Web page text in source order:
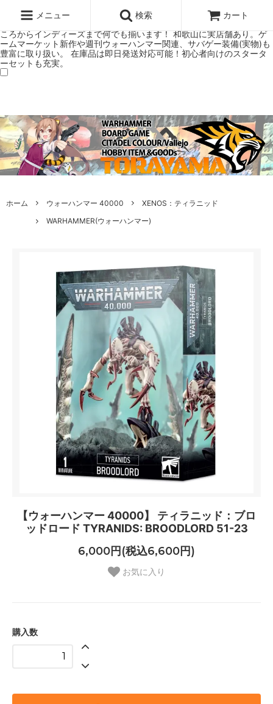
ミアムショップTORAYAMA。通販・オンラインショップです！ ウォー
ハンマーとボードゲームのことなら当店へ！ボードゲームもメジャーど
ころからインディーズまで何でも揃います！ 和歌山に実店舗あり。ゲ
ームマーケット新作や週刊ウォーハンマー関連、サバゲー装備(実物)も
豊富に取り扱い。 在庫品は即日発送対応可能！初心者向けのスタータ
ーセットも充実。
メニュー 検索 カート
ホーム ウォーハンマー 40000
XENOS：ティラニッド
WARHAMMER(ウォーハンマー)
【ウォーハンマー 40000】 ティラニッド：ブロ
ッドロード TYRANIDS: BROODLORD 51-23
6,000円(税込6,600円)
お気に入り
購入数